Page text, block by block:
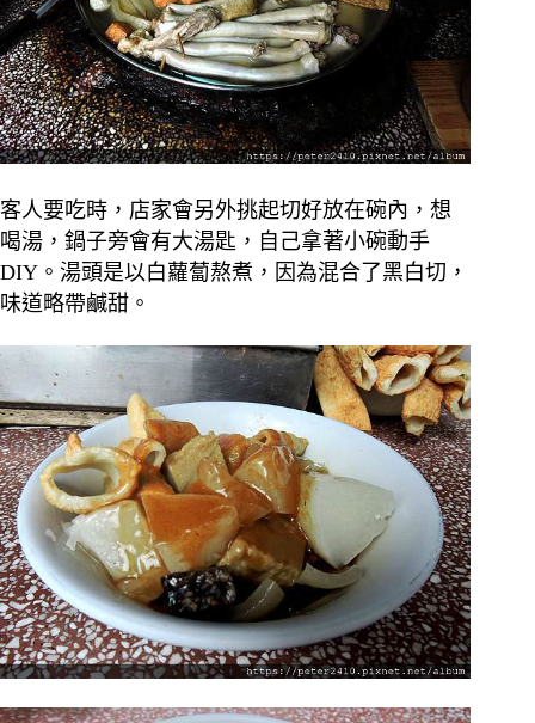
客人要吃時，店家會另外挑起切好放在碗內，想
喝湯，鍋子旁會有大湯匙，自己拿著小碗動手
DIY。湯頭是以白蘿蔔熬煮，因為混合了黑白切，
味道略帶鹹甜。